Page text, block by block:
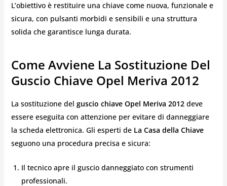
L’obiettivo è restituire una chiave come nuova, funzionale e
sicura, con pulsanti morbidi e sensibili e una struttura
solida che garantisce lunga durata.
Come Avviene La Sostituzione Del
Guscio Chiave Opel Meriva 2012
La sostituzione del guscio chiave Opel Meriva 2012deve
essere eseguita con attenzione per evitare di danneggiare
la scheda elettronica. Gli esperti de La Casa della Chiave
seguono una procedura precisa e sicura:
Il tecnico apre il guscio danneggiato con strumenti
professionali.